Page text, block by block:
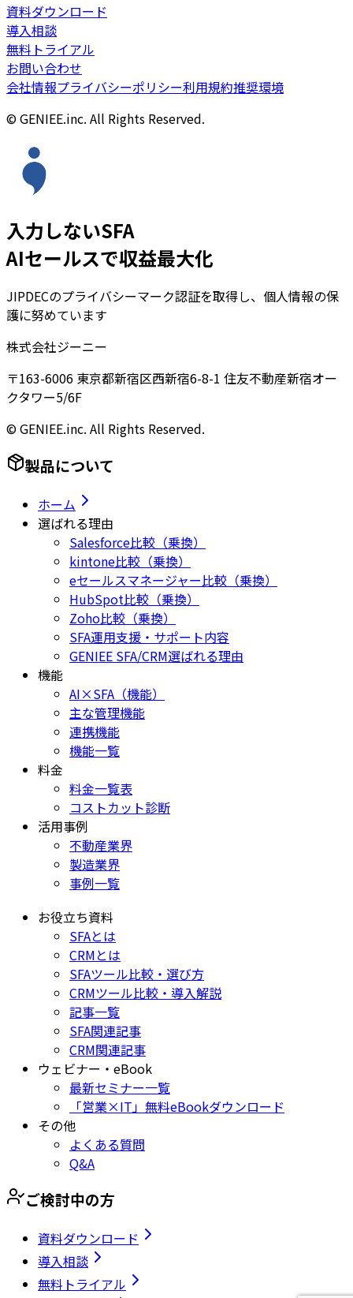
資料ダウンロード
導入相談
無料トライアル
お問い合わせ
会社情報プライバシーポリシー利用規約推奨環境
© GENIEE.inc. All Rights Reserved.
入力しないSFA
AIセールスで収益最大化
JIPDECのプライバシーマーク認証を取得し、個人情報の保
護に努めています
株式会社ジーニー
〒163-6006 東京都新宿区西新宿6-8-1 住友不動産新宿オー
クタワー5/6F
© GENIEE.inc. All Rights Reserved.
製品について
ホーム
選ばれる理由
Salesforce比較（乗換）
kintone比較（乗換）
eセールスマネージャー比較（乗換）
HubSpot比較（乗換）
Zoho比較（乗換）
SFA運用支援・サポート内容
GENIEE SFA/CRM選ばれる理由
機能
AI×SFA（機能）
主な管理機能
連携機能
機能一覧
料金
料金一覧表
コストカット診断
活用事例
不動産業界
製造業界
事例一覧
お役立ち資料
SFAとは
CRMとは
SFAツール比較・選び方
CRMツール比較・導入解説
記事一覧
SFA関連記事
CRM関連記事
ウェビナー・eBook
最新セミナー一覧
「営業×IT」無料eBookダウンロード
その他
よくある質問
Q&A
ご検討中の方
資料ダウンロード
導入相談
無料トライアル